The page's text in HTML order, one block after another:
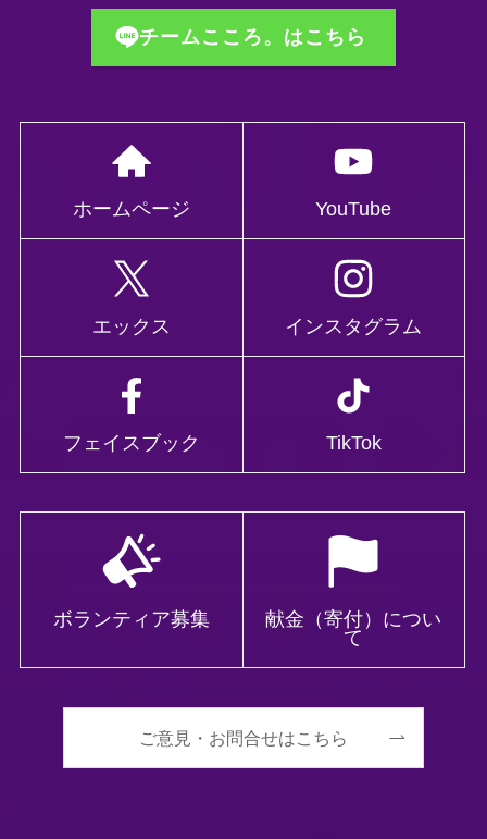
チームこころ。はこちら
ホームページ YouTube
エックス インスタグラム
フェイスブック TikTok
ボランティア募集
献金（寄付）につい
て
ご意見・お問合せはこちら